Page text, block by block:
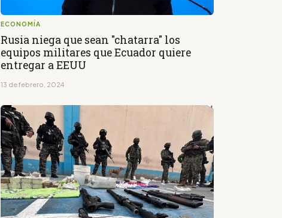
ECONOMÍA
Rusia niega que sean "chatarra" los
equipos militares que Ecuador quiere
entregar a EEUU
13 de febrero, 2024